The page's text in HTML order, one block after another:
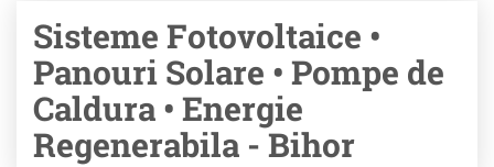
Sisteme Fotovoltaice •
Panouri Solare • Pompe de
Caldura • Energie
Regenerabila - Bihor